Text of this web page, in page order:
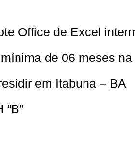
Office de Excel
de 06 meses na
em Itabuna – BA
“B”